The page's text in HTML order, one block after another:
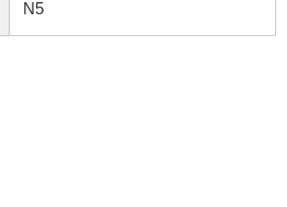
N5